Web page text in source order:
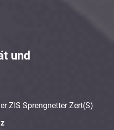
und
ZIS Sprengnetter Zert(S)